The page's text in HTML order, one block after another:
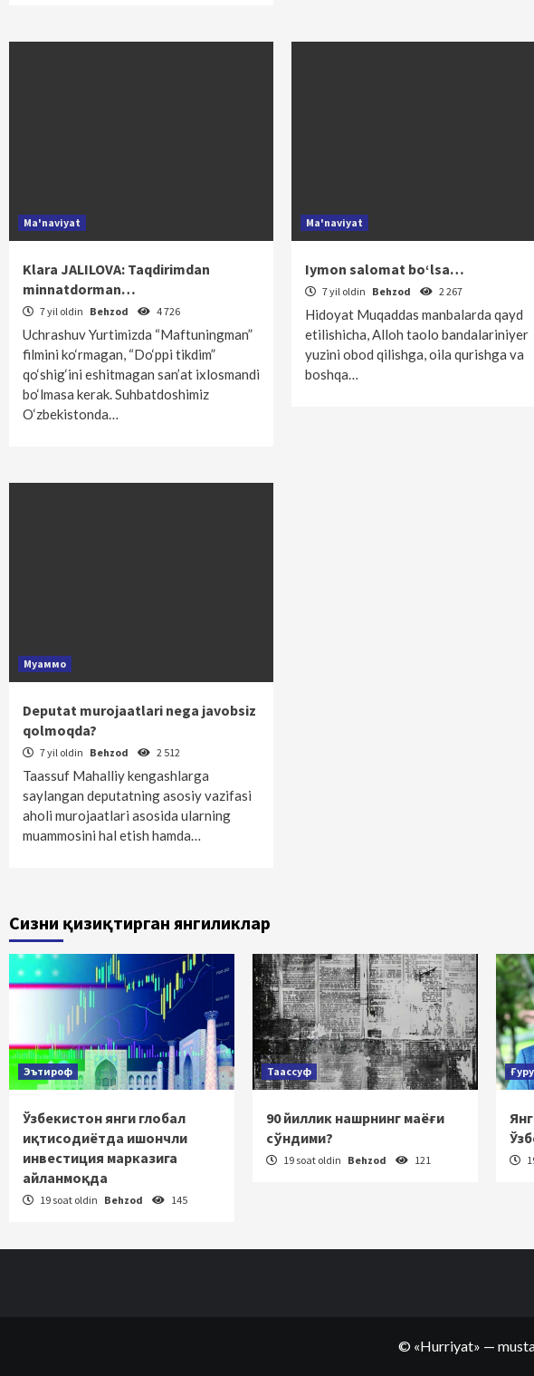
Ma'naviyat
Klara JALILOVA: Taqdirimdan
minnatdorman…
7 yil oldin Behzod 4 726
Uchrashuv Yurtimizda “Maftuningman”
filmini ko‘rmagan, “Do‘ppi tikdim”
qo‘shig‘ini eshitmagan san’at ixlosmandi
bo‘lmasa kerak. Suhbatdoshimiz
O‘zbekistonda…
Ma'naviyat
Iymon salomat bo‘lsa…
7 yil oldin Behzod 2 267
Hidoyat Muqaddas manbalarda qayd
etilishicha, Alloh taolo bandalariniyer
yuzini obod qilishga, oila qurishga va
boshqa…
Муаммо
Deputat murojaatlari nega javobsiz
qolmoqda?
7 yil oldin Behzod 2 512
Taassuf Mahalliy kengashlarga
saylangan deputatning asosiy vazifasi
aholi murojaatlari asosida ularning
muammosini hal etish hamda…
Сизни қизиқтирган янгиликлар
Эътироф
Ўзбекистон янги глобал
иқтисодиётда ишончли
инвестиция марказига
айланмоқда
19 soat oldin Behzod 145
Таассуф
90 йиллик нашрнинг маёғи
сўндими?
19 soat oldin Behzod 121
© «Hurriyat» —